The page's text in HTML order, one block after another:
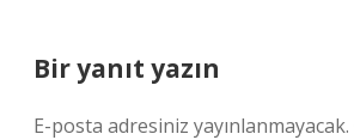
Bir yanıt yazın
E-posta adresiniz yayınlanmayacak.